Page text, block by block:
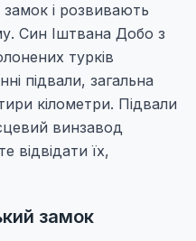
і розвивають
Син Іштвана Добо з
турків
підвали, загальна
кілометри. Підвали
винзавод
відвідати їх,
замок